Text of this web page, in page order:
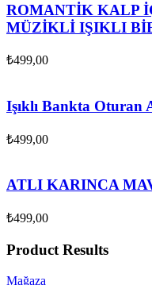
ROMANTİK KALP
MÜZİKLİ IŞIKLI
₺499,00
Işıklı Bankta Oturan
₺499,00
ATLI KARINCA
₺499,00
Product Results
Mağaza